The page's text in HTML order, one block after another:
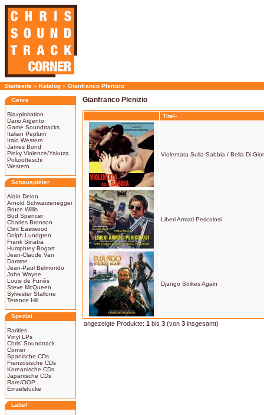
Startseite » Katalog » Gianfranco Plenizio
Genre
Blaxploitation
Dario Argento
Game Soundtracks
Italian Peplum
Italo Western
James Bond
Pinky Violence/Yakuza
Poliziotteschi
Western
Schauspieler
Alain Delon
Arnold Schwarzenegger
Bruce Willis
Bud Spencer
Charles Bronson
Clint Eastwood
Dolph Lundgren
Frank Sinatra
Humphrey Bogart
Jean-Claude Van
Damme
Jean-Paul Belmondo
John Wayne
Louis de Funès
Steve McQueen
Sylvester Stallone
Terence Hill
Spezial
Rarities
Vinyl LPs
Chris' Soundtrack
Corner
Spanische CDs
Französische CDs
Koreanische CDs
Japanische CDs
Rare/OOP
Einzelstücke
Label
Gianfranco Plenizio
Titel-
Violentata Sulla Sabbia / Bella Di
Liberi Armati Pericolosi
Django Strikes Again
angezeigte Produkte: 1 bis 3 (von 3 insgesamt)